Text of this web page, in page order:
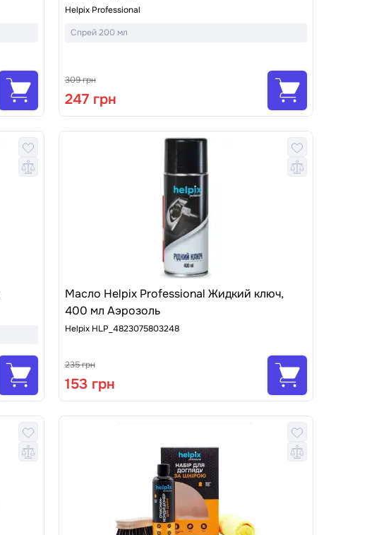
Helpix Professional
Спрей 200 мл
309 грн
247 грн
Масло Helpix Professional Жидкий ключ,
400 мл Аэрозоль
Helpix HLP_4823075803248
235 грн
153 грн